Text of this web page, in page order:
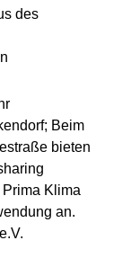
des
Beim
bieten
Klima
an.